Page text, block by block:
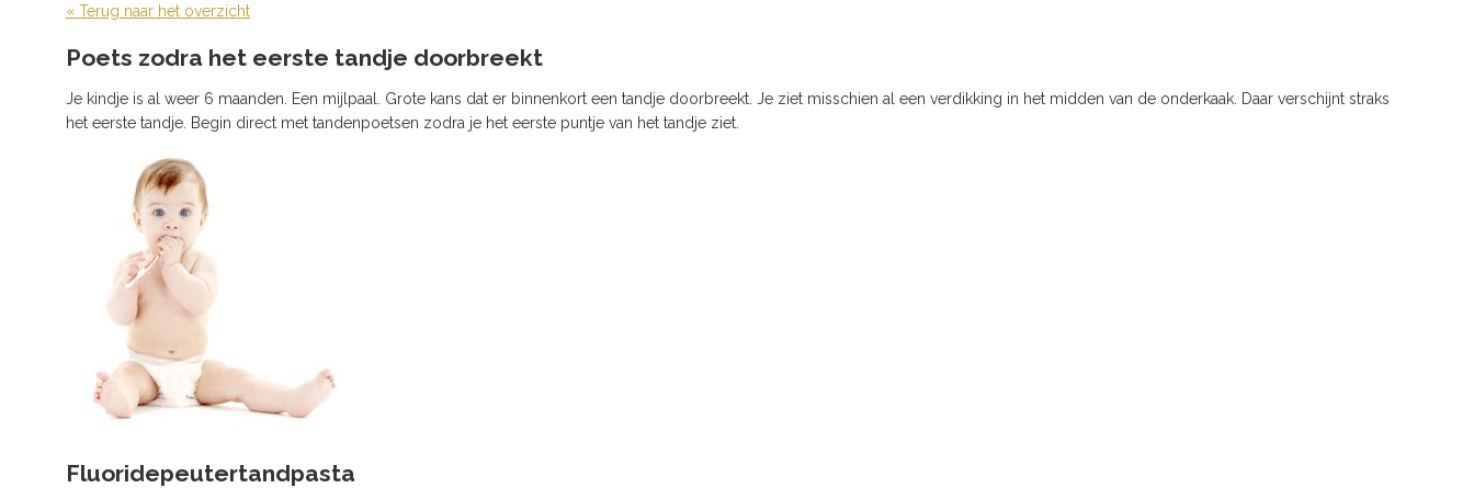
« Terug naar het overzicht
Poets zodra het eerste tandje doorbreekt
Je kindje is al weer 6 maanden. Een mijlpaal. Grote kans dat er binnenkort een tandje doorbreekt. Je ziet misschien al een verdikking in het midden van de onderkaak. Daar verschijnt straks
het eerste tandje. Begin direct met tandenpoetsen zodra je het eerste puntje van het tandje ziet.
Fluoridepeutertandpasta